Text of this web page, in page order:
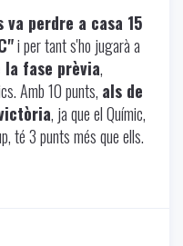
va perdre a casa 15
i per tant s'ho jugarà a
fase prèvia,
Amb 10 punts, als de
, ja que el Químic,
té 3 punts més que ells.